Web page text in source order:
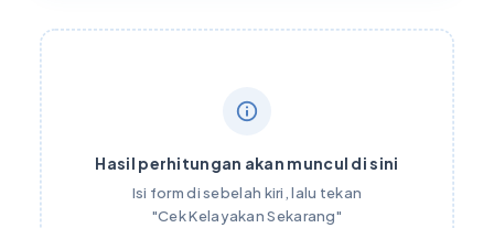
Hasil perhitungan akan muncul di sini
Isi form di sebelah kiri, lalu tekan
"Cek Kelayakan Sekarang"